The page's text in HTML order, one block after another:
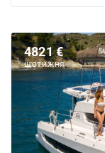
4821 €
ЩОТИЖНЯ